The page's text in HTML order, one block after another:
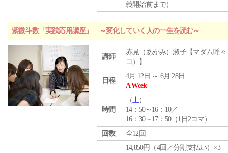
義開始前まで）
紫微斗数「実践応用講座」 ～変化していく人の一生を読む～
講師
赤見（あかみ）淑子【マダム呼々
コ）】
日程
4月 12日 ～ 6月 28日
A Week
時間
（土）
14：50～16：10／
16：30～17：50（1日2コマ）
回数
全12回
14,850円（4回／分割支払い）×3